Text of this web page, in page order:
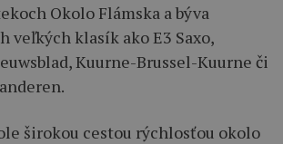
Okolo Flámska a býva
veľkých klasík ako E3 Saxo,
Kuurne-Brussel-Kuurne či
širokou cestou rýchlosťou okolo